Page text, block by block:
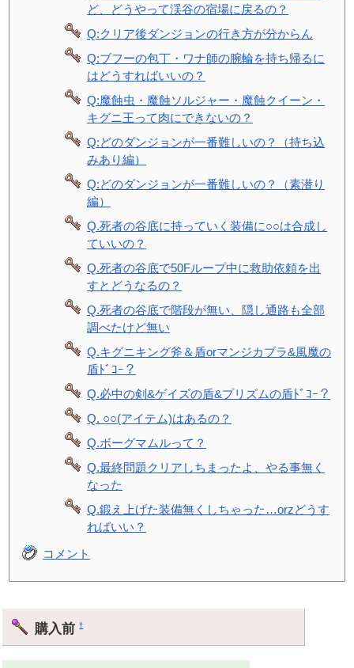
ど、どうやって渓谷の宿場に戻るの？
Q:クリア後ダンジョンの行き方が分からん
Q:ブフーの包丁・ワナ師の腕輪を持ち帰るに
はどうすればいいの？
Q:魔蝕虫・魔蝕ソルジャー・魔蝕クイーン・
キグニ王って肉にできないの？
Q:どのダンジョンが一番難しいの？（持ち込
みあり編）
Q:どのダンジョンが一番難しいの？（素潜り
編）
Q.死者の谷底に持っていく装備に○○は合成し
ていいの？
Q.死者の谷底で50Fループ中に救助依頼を出
すとどうなるの？
Q.死者の谷底で階段が無い、隠し通路も全部
調べたけど無い
Q.キグニキング斧＆盾orマンジカブラ&風魔の
盾ﾄﾞｺｰ？
Q.必中の剣&ゲイズの盾&プリズムの盾ﾄﾞｺｰ？
Q. ○○(アイテム)はあるの？
Q.ボーグマムルって？
Q.最終問題クリアしちまったよ、やる事無く
なった
Q.鍛え上げた装備無くしちゃった…orzどうす
ればいい？
コメント
購入前†